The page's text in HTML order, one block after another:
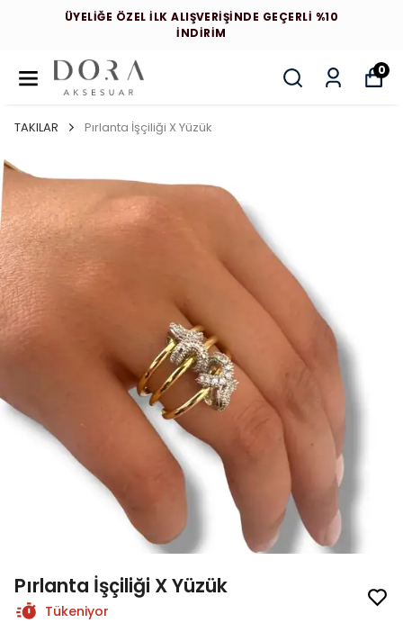
ÜYELİĞE ÖZEL İLK ALIŞVERİŞİNDE GEÇERLİ %10
İNDİRİM
0
TAKILAR Pırlanta İşçiliği X Yüzük
Pırlanta İşçiliği X Yüzük
Tükeniyor